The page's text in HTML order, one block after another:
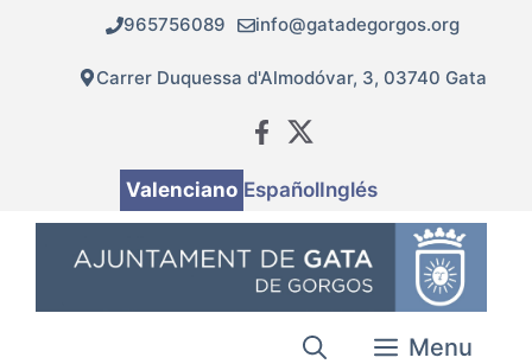
contingut
965756089 info@gatadegorgos.org
Carrer Duquessa d'Almodóvar, 3, 03740 Gata
Valenciano EspañolInglés
Menu